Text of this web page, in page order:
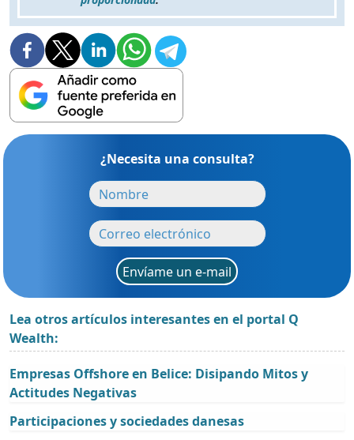
¿Necesita una consulta?
Envíame un e-mail
Lea otros artículos interesantes en el portal Q
Wealth:
Empresas Offshore en Belice: Disipando Mitos y
Actitudes Negativas
Participaciones y sociedades danesas